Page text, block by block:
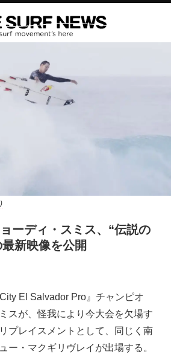
ーディ・スミス、“伝説の
新映像を公開
El Salvador Pro』チャンピオ
スが、怪我により今大会を欠場す
プレイスメントとして、同じく南
ー・マクギリヴレイが出場する。
が包括連携協定を締結 自治体との
独占インタビュー】旧友レオ、ジャ
ライベートセッション
デースタイル
ジャパン